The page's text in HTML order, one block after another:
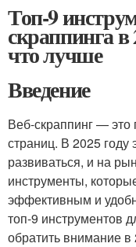
Топ-9
скраппинга в
что лучше
Введение
Веб-скраппинг — это
страниц. В 2025
развиваться, и на
инструменты,
эффективным и
топ-9 инструментов
обратить внимание в